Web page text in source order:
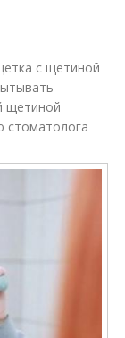
с щетиной
щетиной
стоматолога